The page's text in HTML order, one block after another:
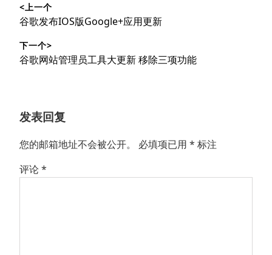
章
导
航
<上一个
上
文
章：
谷歌发布IOS版Google+应用更新
下一个>
下
谷歌网站管理员工具大更新 移除三项功能
发表回复
您的邮箱地址不会被公开。 必填项已用 * 标注
评论*